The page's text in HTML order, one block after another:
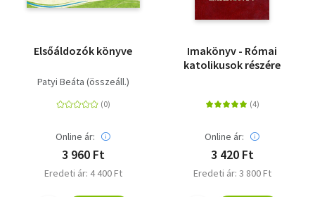
Vallás
Egyéb
Elsőáldozók könyve
Patyi Beáta (összeáll.)
Online ár:
3 960 Ft
Eredeti ár: 4 400 Ft
Imakönyv - Római
katolikusok részére
Online ár:
3 420 Ft
Eredeti ár: 3 800 Ft